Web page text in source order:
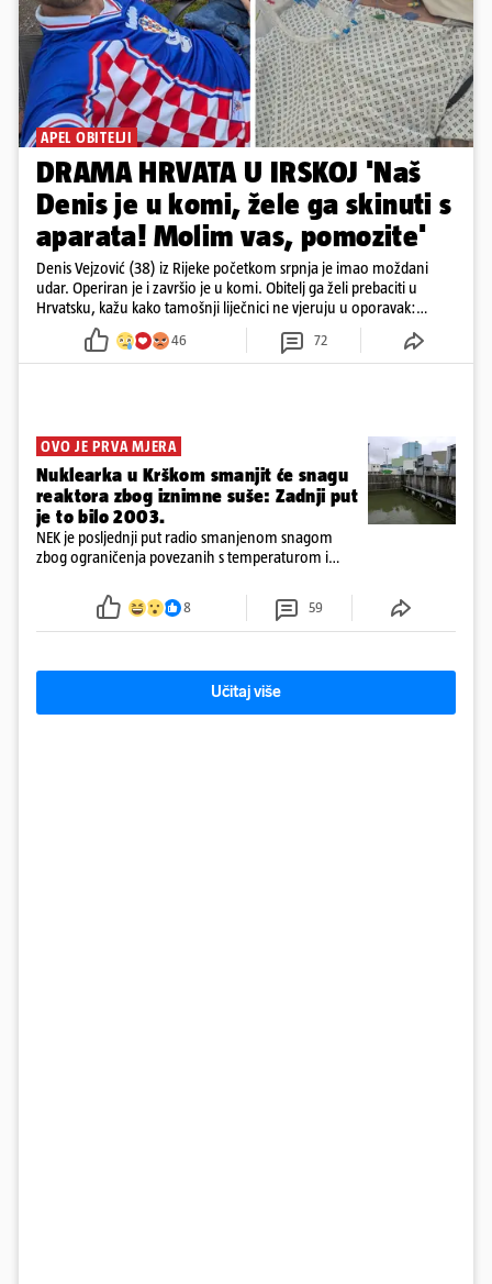
APEL OBITELJI
DRAMA HRVATA U IRSKOJ 'Naš
Denis je u komi, žele ga skinuti s
aparata! Molim vas, pomozite'
Denis Vejzović (38) iz Rijeke početkom srpnja je imao moždani
udar. Operiran je i završio je u komi. Obitelj ga želi prebaciti u
Hrvatsku, kažu kako tamošnji liječnici ne vjeruju u oporavak:
'Imamo 72 sata'
46 72
OVO JE PRVA MJERA
Nuklearka u Krškom smanjit će snagu
reaktora zbog iznimne suše: Zadnji put
je to bilo 2003.
NEK je posljednji put radio smanjenom snagom
zbog ograničenja povezanih s temperaturom i
smanjenje snage bilo potrebno više od 90 dana.
8 59
Učitaj više